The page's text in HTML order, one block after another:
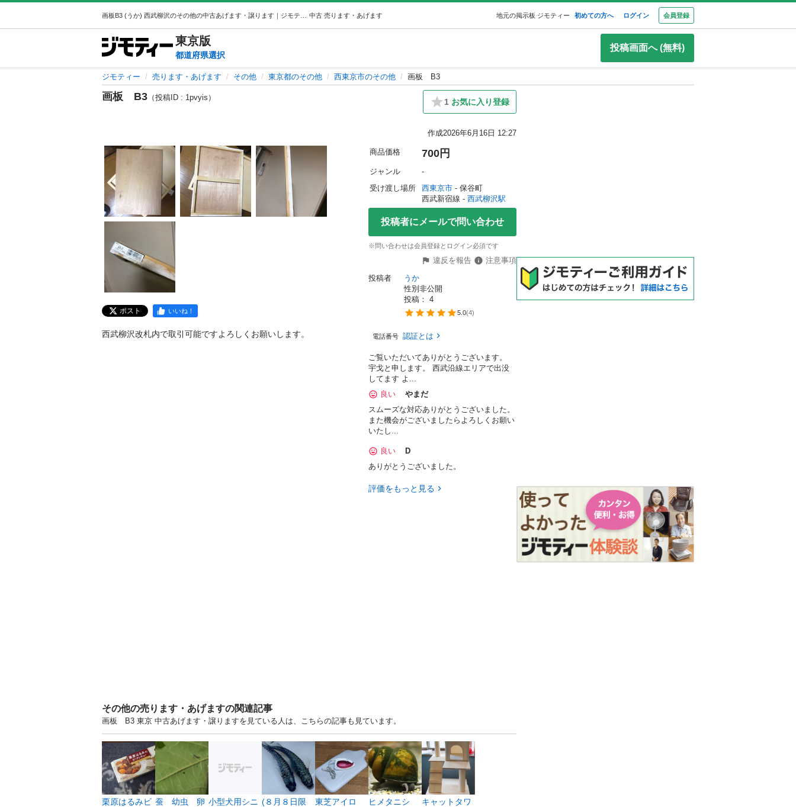
中古 売ります・あげます 地元の掲示板 ジモティー 初めての方へ ログイン 会員登録
東京版
都道府県選択
投稿画面へ (無料)
ジモティー 売ります・あげます その他 東京都のその他 西東京市のその他 画板 B3
画板 B3 （投稿ID : 1pvyis） 1 お気に入り登録
作成2026年6月16日 12:27
ポスト いいね！
西武柳沢改札内で取引可能ですよろしくお願いします。
商品価格 700円
ジャンル
-
受け渡し場所
西東京市 - 保谷町
西武新宿線 - 西武柳沢駅
投稿者にメールで問い合わせ
※問い合わせは会員登録とログイン必須です
違反を報告
注意事項
投稿者
うか
性別非公開
投稿： 4
5.0(4)
電話番号 認証とは
ご覧いただいてありがとうございます。
宇戈と申します。 西武沿線エリアで出没
してます よ...
良い
やまだ
スムーズな対応ありがとうございました。
また機会がございましたらよろしくお願い
いたし...
良い
D
ありがとうございました。
評価をもっと見る
その他の売ります・あげますの関連記事
画板 B3 東京 中古あげます・譲りますを見ている人は、こちらの記事も見ています。
栗原はるみビ 蚕 幼虫 卵 小型犬用シニ (８月８日限
東芝アイロ
ヒメタニシ
キャットタワ